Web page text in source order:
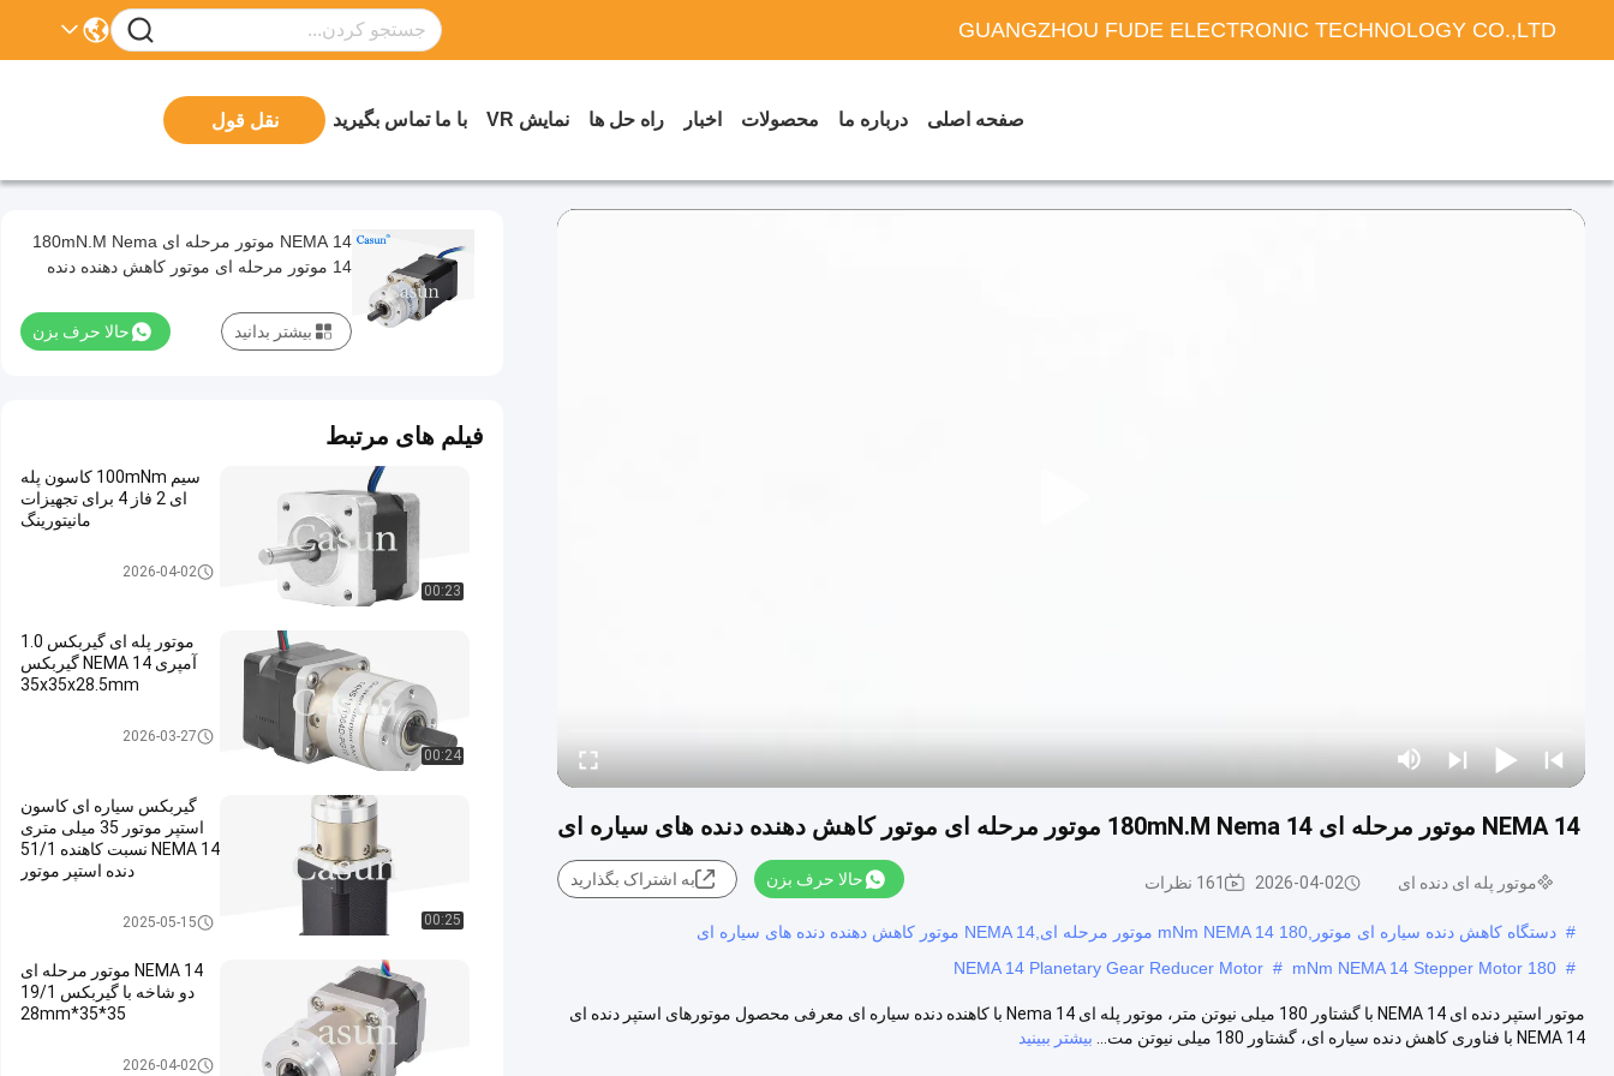
GUANGZHOU FUDE ELECTRONIC TECHNOLOGY CO.,LTD
صفحه اصلی درباره ما محصولات اخبار راه حل ها نمایش VR با ما تماس بگیرید نقل قول
NEMA 14 موتور مرحله ای 180mN.M Nema 14 موتور مرحله ای موتور کاهش دهنده دنده های سیاره ای
موتور پله ای دنده ای 2026-04-02 161 نظرات حالا حرف بزن به اشتراک بگذارید
# دستگاه کاهش دنده سیاره ای موتور,180 mNm NEMA 14 موتور مرحله ای,NEMA 14 موتور کاهش دهنده دنده های سیاره ای
#
180 mNm NEMA 14 Stepper Motor
#
NEMA 14 Planetary Gear Reducer Motor
موتور استپر دنده ای NEMA 14 با گشتاور 180 میلی نیوتن متر، موتور پله ای Nema 14 با کاهنده دنده سیاره ای معرفی محصول موتورهای استپر دنده ای
NEMA 14 با فناوری کاهش دنده سیاره ای، گشتاور 180 میلی نیوتن مت...
بیشتر ببینید
NEMA 14 موتور مرحله ای 180mN.M Nema
14 موتور مرحله ای موتور کاهش دهنده دنده
حالا حرف بزن بیشتر بدانید
فیلم های مرتبط
00:23
سیم 100mNm کاسون پله
ای 2 فاز 4 برای تجهیزات
مانیتورینگ
موتور پله ای NEMA 142026-04-02
00:24
موتور پله ای گیربکس 1.0
آمپری NEMA 14 گیربکس
35x35x28.5mm
موتور پله ای دنده ای NEMA 14
2026-03-27
00:25
گیربکس سیاره ای کاسون
استپر موتور 35 میلی متری
NEMA 14 نسبت کاهنده 51/1
دنده استپر موتور
موتور پله ای دنده ای NEMA 14
2025-05-15
NEMA 14 موتور مرحله ای
دو شاخه با گیربکس 19/1
35*35*28mm
موتور پله ای دنده ای NEMA 14
2026-04-02